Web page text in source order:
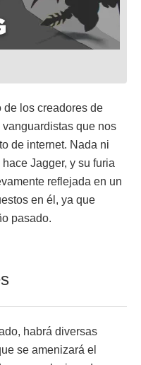
de los creadores de
que nos
de internet. Nada ni
Jagger, y su furia
reflejada en un
en él, ya que
pasado.
habrá diversas
se amenizará el